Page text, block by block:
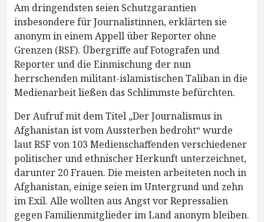
Am dringendsten seien Schutzgarantien
insbesondere für Journalistinnen, erklärten sie
anonym in einem Appell über Reporter ohne
Grenzen (RSF). Übergriffe auf Fotografen und
Reporter und die Einmischung der nun
herrschenden militant-islamistischen Taliban in die
Medienarbeit ließen das Schlimmste befürchten.
Der Aufruf mit dem Titel „Der Journalismus in
Afghanistan ist vom Aussterben bedroht“ wurde
laut RSF von 103 Medienschaffenden verschiedener
politischer und ethnischer Herkunft unterzeichnet,
darunter 20 Frauen. Die meisten arbeiteten noch in
Afghanistan, einige seien im Untergrund und zehn
im Exil. Alle wollten aus Angst vor Repressalien
gegen Familienmitglieder im Land anonym bleiben.